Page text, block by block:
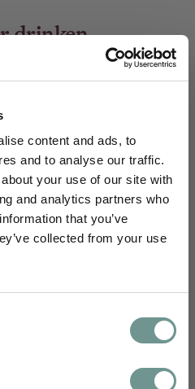
content and ads, to
and to analyse our traffic.
your use of our site with
and analytics partners who
that you’ve
collected from your use
drinken
kunnen functioneren.
water per dag. Er zijn ook
specifiek bijdragen aan
binnenuit. [11, 12]
versterken,
wordt vastgehouden.
bij behoud van de
van de huid.
water aan zich te binden.
: helpt bij het
je verdiepen
wetenschappelijke
vertaald